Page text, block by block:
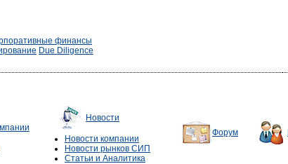
финансы
Due Diligence
Новости
Новости компании
Новости рынков СИП
Статьи и Аналитика
Форум